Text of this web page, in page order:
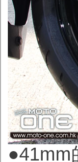
●41mm